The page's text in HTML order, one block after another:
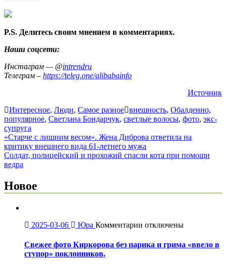
P.S. Делитесь своим мнением в комментариях.
Наши соцсети:
Инстаграм — @intrendru
Телеграм – https://teleg.one/alibabainfo
Источник
Интересное, Люди, Самое разное внешность, Обалденно,
популярное, Светлана Бондарчук, светлые волосы, фото, экс-
супруга
Навигация
по
записям
«Старче с лишним весом». Жена Диброва ответила на
критику внешнего вида 61-летнего мужа
Солдат, полицейский и прохожий спасли кота при помощи
ведра
Новое
2025-03-06 Юра Комментарии к
Свежее
отключены
Свежее фото Киркорова без парика и грима «ввело в
ступор» поклонников.